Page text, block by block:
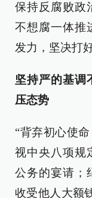
保持反腐败政
不想腐一体推
发力，坚决打
坚持严的基调
压态势
“背弃初心使
视中央八项规
公务的宴请；
收受他人大额